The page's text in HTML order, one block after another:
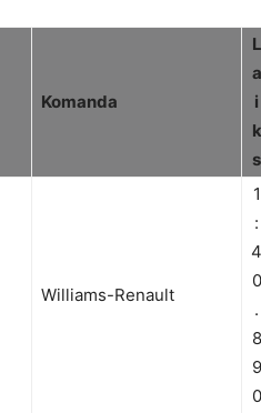
Komanda
L
a
i
k
s
Williams-Renault
1
:
4
0
.
8
9
0